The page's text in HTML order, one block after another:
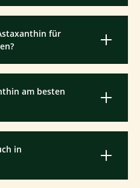
für
am besten
in